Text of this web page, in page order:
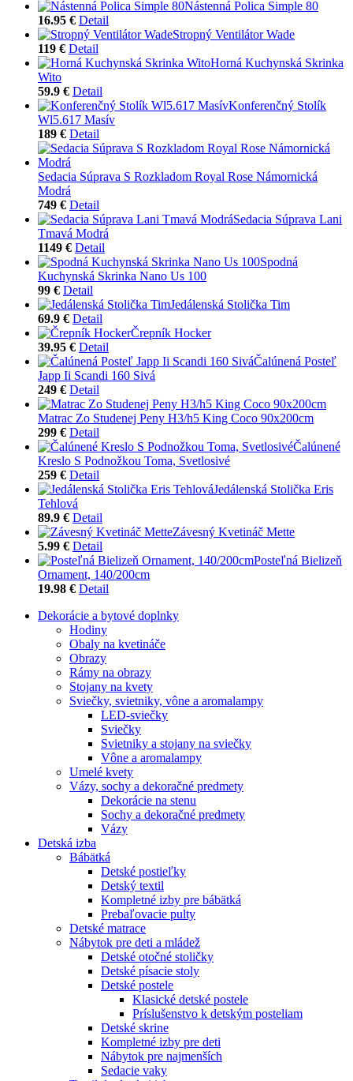
Nástenná Polica Simple 80
16.95 € Detail
Stropný Ventilátor Wade
119 € Detail
Horná Kuchynská Skrinka
Wito
59.9 € Detail
Konferenčný Stolík
Wl5.617 Masív
189 € Detail
Sedacia Súprava S Rozkladom Royal Rose Námornická
Modrá
749 € Detail
Sedacia Súprava Lani
Tmavá Modrá
1149 € Detail
Spodná
Kuchynská Skrinka Nano Us 100
99 € Detail
Jedálenská Stolička Tim
69.9 € Detail
Črepník Hocker
39.95 € Detail
Čalúnená Posteľ
Japp Ii Scandi 160 Sivá
249 € Detail
Matrac Zo Studenej Peny H3/h5 King Coco 90x200cm
299 € Detail
Čalúnené
Kreslo S Podnožkou Toma, Svetlosivé
259 € Detail
Jedálenská Stolička Eris
Tehlová
89.9 € Detail
Závesný Kvetináč Mette
5.99 € Detail
Posteľná Bielizeň
Ornament, 140/200cm
19.98 € Detail
Dekorácie a bytové doplnky
Hodiny
Obaly na kvetináče
Obrazy
Rámy na obrazy
Stojany na kvety
Sviečky, svietniky, vône a aromalampy
LED-sviečky
Sviečky
Svietniky a stojany na sviečky
Vône a aromalampy
Umelé kvety
Vázy, sochy a dekoračné predmety
Dekorácie na stenu
Sochy a dekoračné predmety
Vázy
Detská izba
Bábätká
Detské postieľky
Detský textil
Kompletné izby pre bábätká
Prebaľovacie pulty
Detské matrace
Nábytok pre deti a mládež
Detské otočné stoličky
Detské písacie stoly
Detské postele
Klasické detské postele
Príslušenstvo k detským posteliam
Detské skrine
Kompletné izby pre deti
Nábytok pre najmenších
Sedacie vaky